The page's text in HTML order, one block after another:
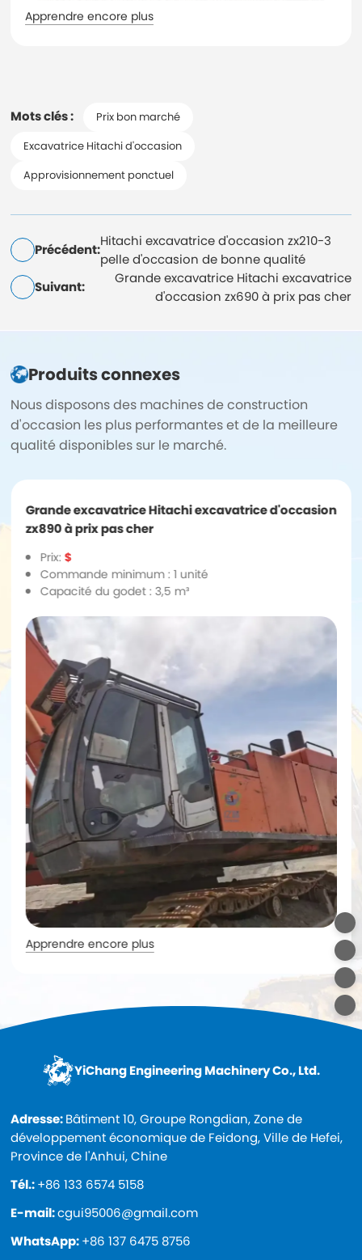
Apprendre encore plus
Mots clés :
Prix bon marché
Excavatrice Hitachi d'occasion
Approvisionnement ponctuel
Précédent:
Hitachi excavatrice d'occasion zx210-3
pelle d'occasion de bonne qualité
Suivant:
Grande excavatrice Hitachi excavatrice
d'occasion zx690 à prix pas cher
Produits connexes
Nous disposons des machines de construction
d'occasion les plus performantes et de la meilleure
qualité disponibles sur le marché.
Grande excavatrice Hitachi excavatrice d'occasion
zx890 à prix pas cher
Prix: $
Commande minimum : 1 unité
Capacité du godet : 3,5 m³
Apprendre encore plus
YiChang Engineering Machinery Co., Ltd.
Adresse:Bâtiment 10, Groupe Rongdian, Zone de
développement économique de Feidong, Ville de Hefei,
Province de l'Anhui, Chine
Tél.:+86 133 6574 5158
E-mail:cgui95006@gmail.com
WhatsApp:+86 137 6475 8756